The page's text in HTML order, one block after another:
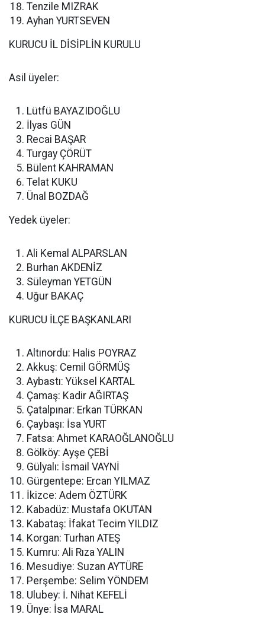
Tenzile MIZRAK
Ayhan YURTSEVEN
KURUCU İL DİSİPLİN KURULU
Asil üyeler:
Lütfü BAYAZIDOĞLU
İlyas GÜN
Recai BAŞAR
Turgay ÇÖRÜT
Bülent KAHRAMAN
Telat KUKU
Ünal BOZDAĞ
Yedek üyeler:
Ali Kemal ALPARSLAN
Burhan AKDENİZ
Süleyman YETGÜN
Uğur BAKAÇ
KURUCU İLÇE BAŞKANLARI
Altınordu: Halis POYRAZ
Akkuş: Cemil GÖRMÜŞ
Aybastı: Yüksel KARTAL
Çamaş: Kadir AĞIRTAŞ
Çatalpınar: Erkan TÜRKAN
Çaybaşı: İsa YURT
Fatsa: Ahmet KARAOĞLANOĞLU
Gölköy: Ayşe ÇEBİ
Gülyalı: İsmail VAYNİ
Gürgentepe: Ercan YILMAZ
İkizce: Adem ÖZTÜRK
Kabadüz: Mustafa OKUTAN
Kabataş: İfakat Tecim YILDIZ
Korgan: Turhan ATEŞ
Kumru: Ali Rıza YALIN
Mesudiye: Suzan AYTÜRE
Perşembe: Selim YÖNDEM
Ulubey: İ. Nihat KEFELİ
Ünye: İsa MARAL